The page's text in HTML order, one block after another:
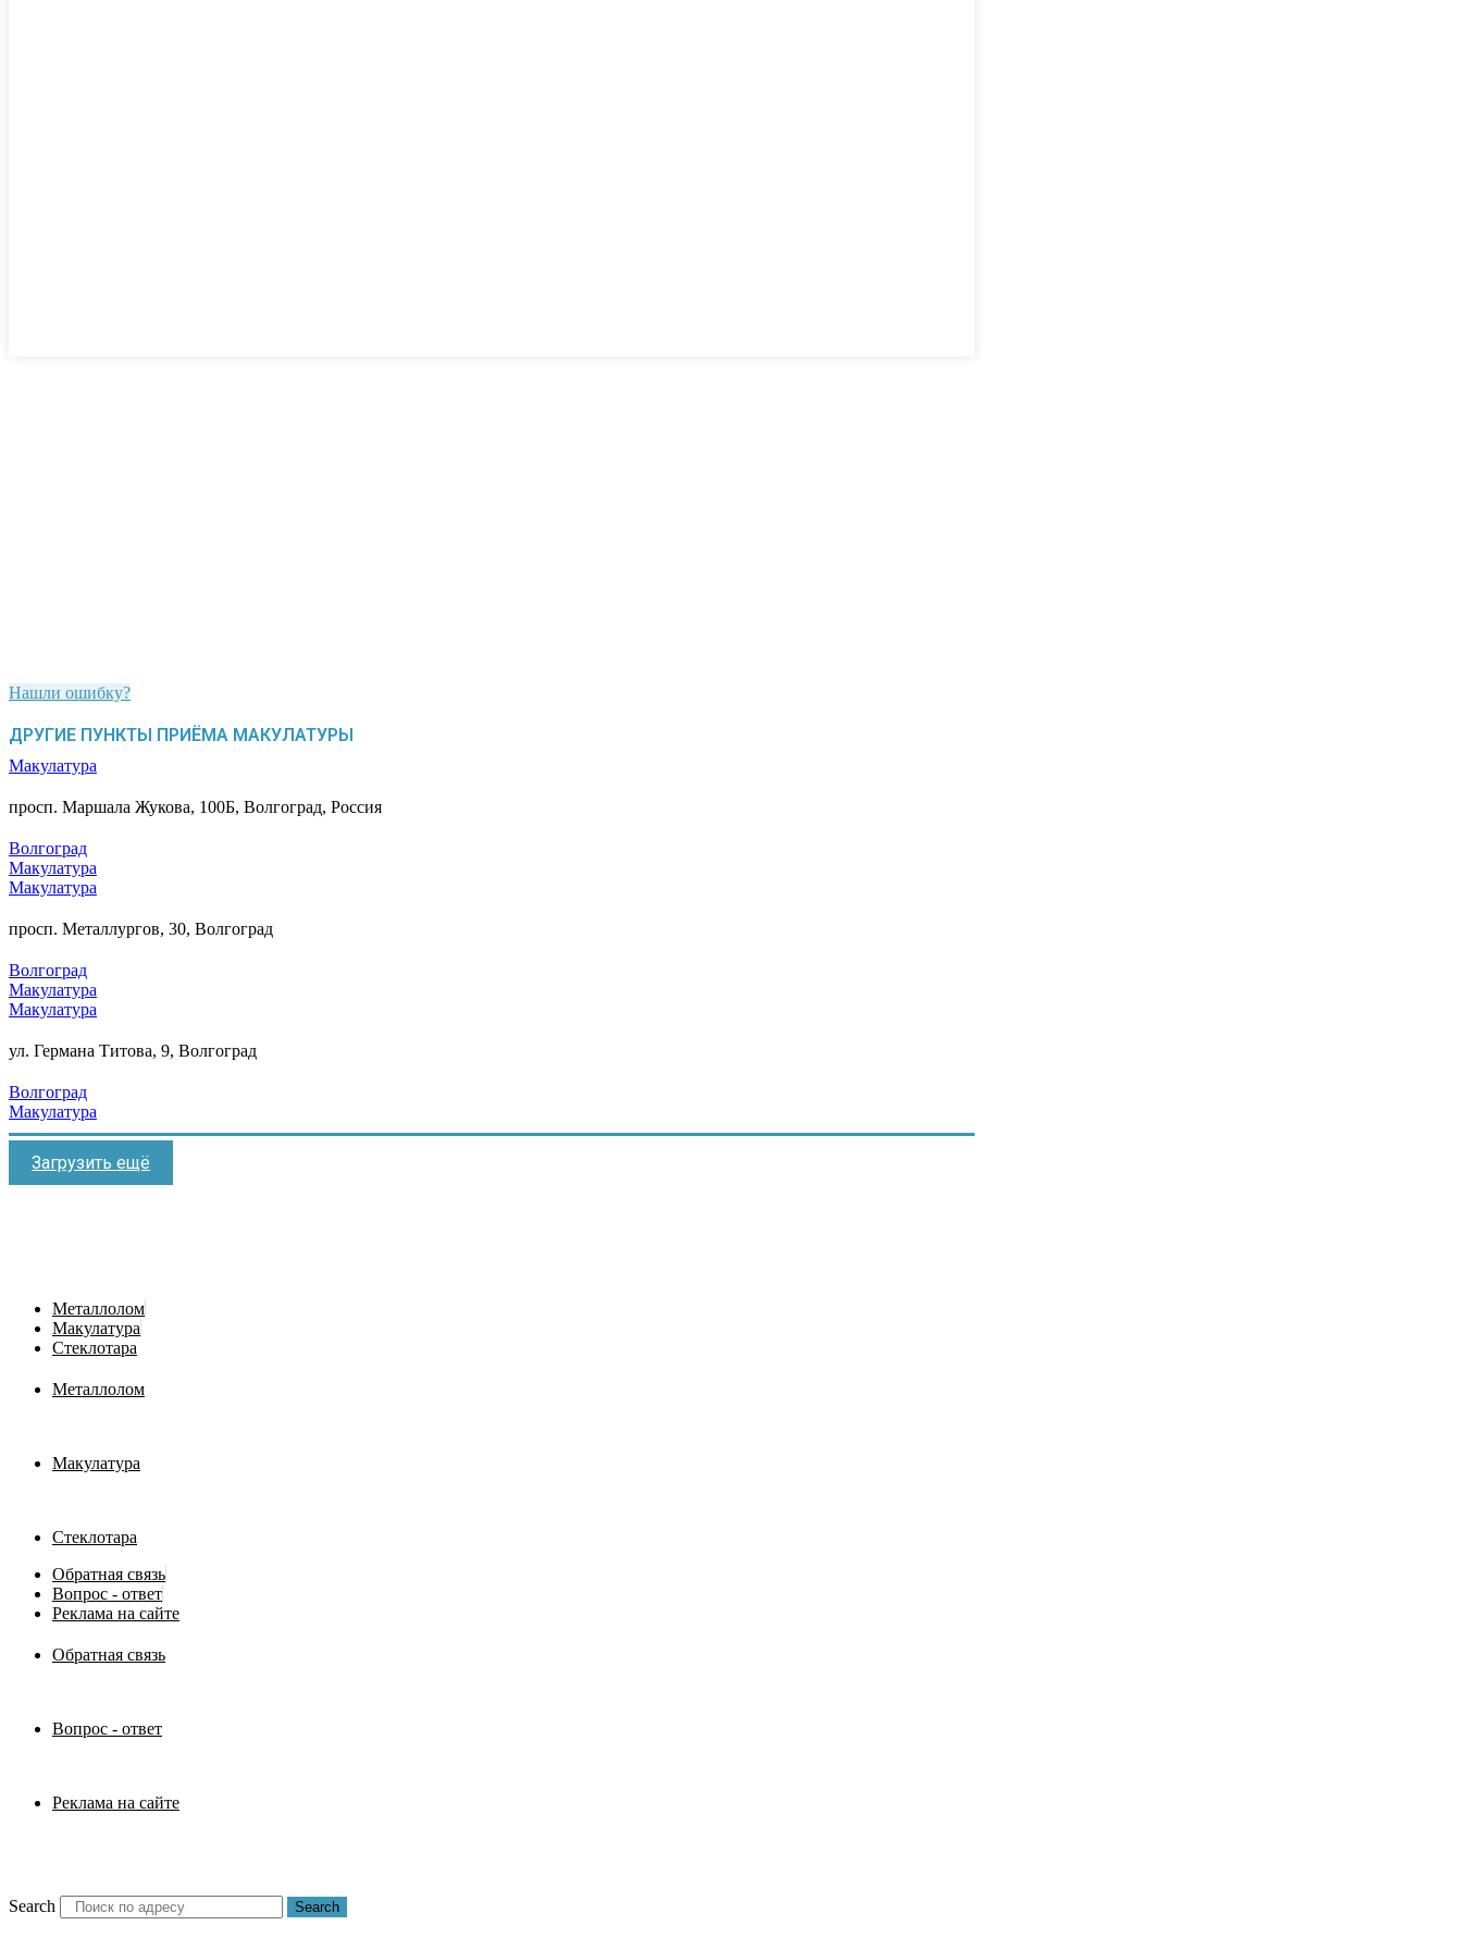
Нашли ошибку?
ДРУГИЕ ПУНКТЫ ПРИЁМА МАКУЛАТУРЫ
Макулатура
просп. Маршала Жукова, 100Б, Волгоград, Россия
Волгоград
Макулатура
Макулатура
просп. Металлургов, 30, Волгоград
Волгоград
Макулатура
Макулатура
ул. Германа Титова, 9, Волгоград
Волгоград
Макулатура
Загрузить ещё
Металлолом
Макулатура
Стеклотара
Металлолом
Макулатура
Стеклотара
Обратная связь
Вопрос - ответ
Реклама на сайте
Обратная связь
Вопрос - ответ
Реклама на сайте
Search Search